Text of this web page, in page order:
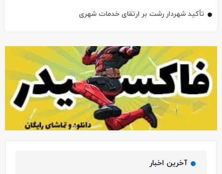
تأکید شهردار رشت بر ارتقای خدمات شهری
آخرین اخبار